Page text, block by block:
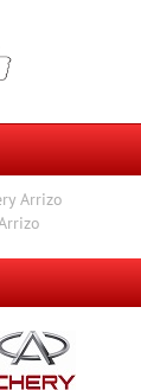
Arrizo